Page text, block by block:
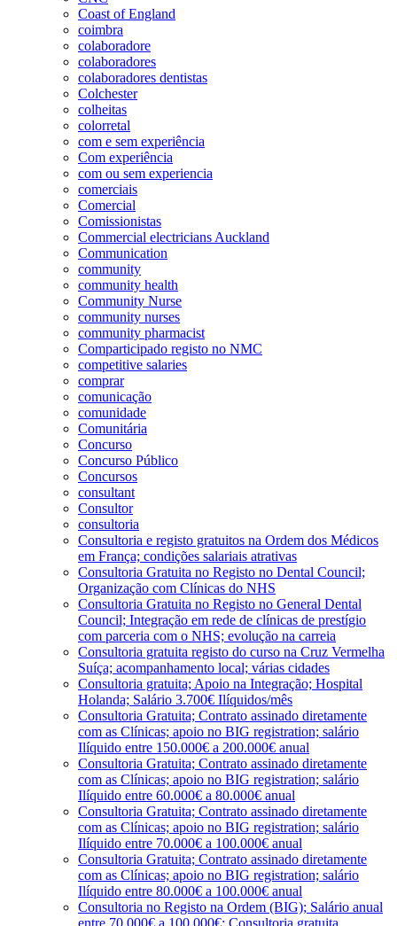
Coast of England
coimbra
colaboradore
colaboradores
colaboradores dentistas
Colchester
colheitas
colorretal
com e sem experiência
Com experiência
com ou sem experiencia
comerciais
Comercial
Comissionistas
Commercial electricians Auckland
Communication
community
community health
Community Nurse
community nurses
community pharmacist
Comparticipado registo no NMC
competitive salaries
comprar
comunicação
comunidade
Comunitária
Concurso
Concurso Público
Concursos
consultant
Consultor
consultoria
Consultoria e registo gratuitos na Ordem dos Médicos
em França; condições salariais atrativas
Consultoria Gratuita no Registo no Dental Council;
Organização com Clínicas do NHS
Consultoria Gratuita no Registo no General Dental
Council; Integração em rede de clínicas de prestígio
com parceria com o NHS; evolução na carreia
Consultoria gratuita registo do curso na Cruz Vermelha
Suíça; acompanhamento local; várias cidades
Consultoria gratuita; Apoio na Integração; Hospital
Holanda; Salário 3.700€ Ilíquidos/mês
Consultoria Gratuita; Contrato assinado diretamente
com as Clínicas; apoio no BIG registration; salário
Ilíquido entre 150.000€ a 200.000€ anual
Consultoria Gratuita; Contrato assinado diretamente
com as Clínicas; apoio no BIG registration; salário
Ilíquido entre 60.000€ a 80.000€ anual
Consultoria Gratuita; Contrato assinado diretamente
com as Clínicas; apoio no BIG registration; salário
Ilíquido entre 70.000€ a 100.000€ anual
Consultoria Gratuita; Contrato assinado diretamente
com as Clínicas; apoio no BIG registration; salário
Ilíquido entre 80.000€ a 100.000€ anual
Consultoria no Registo na Ordem (BIG); Salário anual
entre 70.000€ a 100.000€; Consultoria gratuita